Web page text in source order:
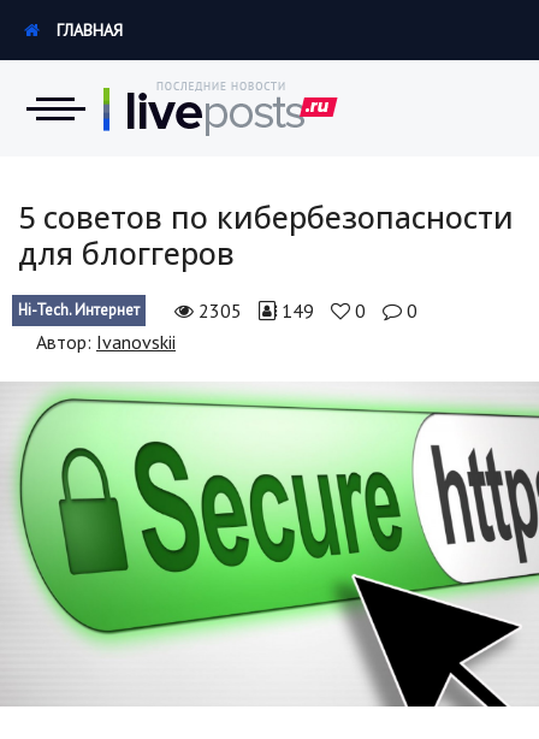
Экономика
Происшествия
Россия
Наука и техника
Политика
Образование
В мире
Культура
Авто, мото
ГЛАВНАЯ
5 советов по кибербезопасности
для блоггеров
Hi-Tech. Интернет 2305 149 0
0
Автор: Ivanovskii